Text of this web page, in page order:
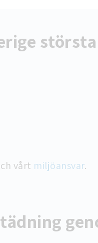
vårt miljöansvar.